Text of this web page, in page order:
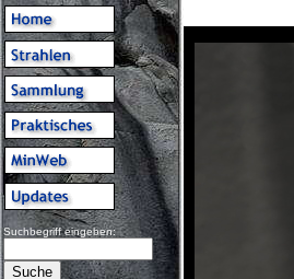
Suchbegriff eingeben: